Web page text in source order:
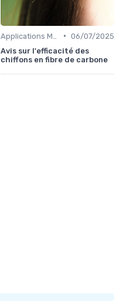
• 06/07/2025
Avis sur l'efficacité des
chiffons en fibre de carbone